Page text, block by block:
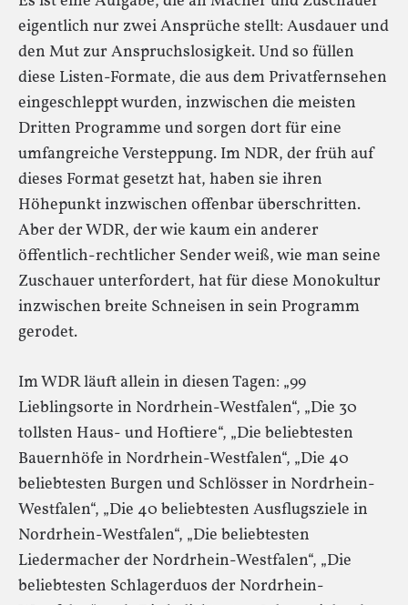
eigentlich nur zwei Ansprüche stellt: Ausdauer und
den Mut zur Anspruchslosigkeit. Und so füllen
diese Listen-Formate, die aus dem Privatfernsehen
eingeschleppt wurden, inzwischen die meisten
Dritten Programme und sorgen dort für eine
umfangreiche Versteppung. Im NDR, der früh auf
dieses Format gesetzt hat, haben sie ihren
Höhepunkt inzwischen offenbar überschritten.
Aber der WDR, der wie kaum ein anderer
öffentlich-rechtlicher Sender weiß, wie man seine
Zuschauer unterfordert, hat für diese Monokultur
inzwischen breite Schneisen in sein Programm
gerodet.
Im WDR läuft allein in diesen Tagen: „99
Lieblingsorte in Nordrhein-Westfalen“, „Die 30
tollsten Haus- und Hoftiere“, „Die beliebtesten
Bauernhöfe in Nordrhein-Westfalen“, „Die 40
beliebtesten Burgen und Schlösser in Nordrhein-
Westfalen“, „Die 40 beliebtesten Ausflugsziele in
Nordrhein-Westfalen“, „Die beliebtesten
Liedermacher der Nordrhein-Westfalen“, „Die
beliebtesten Schlagerduos der Nordrhein-